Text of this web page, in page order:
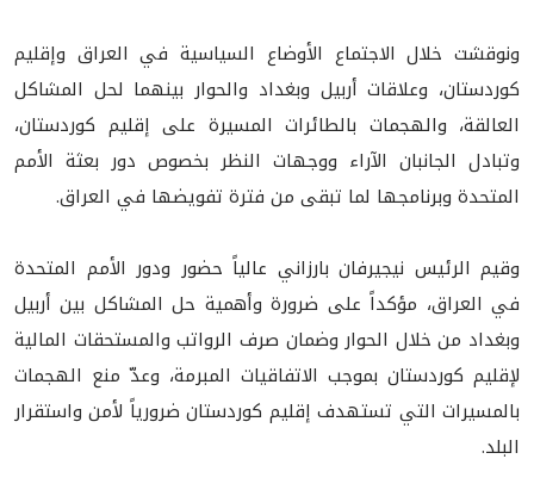
ونوقشت خلال الاجتماع الأوضاع السياسية في العراق وإقليم
كوردستان، وعلاقات أربيل وبغداد والحوار بينهما لحل المشاكل
العالقة، والهجمات بالطائرات المسيرة على إقليم كوردستان،
وتبادل الجانبان الآراء ووجهات النظر بخصوص دور بعثة الأمم
المتحدة وبرنامجها لما تبقى من فترة تفويضها في العراق.
وقيم الرئيس نيجيرفان بارزاني عالياً حضور ودور الأمم المتحدة
في العراق، مؤكداً على ضرورة وأهمية حل المشاكل بين أربيل
وبغداد من خلال الحوار وضمان صرف الرواتب والمستحقات المالية
لإقليم كوردستان بموجب الاتفاقيات المبرمة، وعدّ منع الهجمات
بالمسيرات التي تستهدف إقليم كوردستان ضرورياً لأمن واستقرار
البلد.